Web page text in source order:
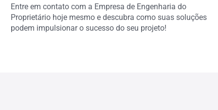
Entre em contato com a Empresa de Engenharia do
Proprietário hoje mesmo e descubra como suas soluções
podem impulsionar o sucesso do seu projeto!